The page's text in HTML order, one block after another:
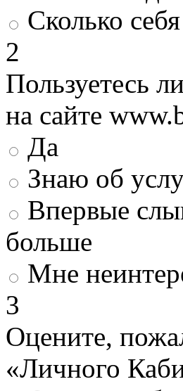
Сколько
2
Пользуетесь
на сайте
Да
Знаю об
Впервые
больше
Мне
3
Оцените,
«Личного